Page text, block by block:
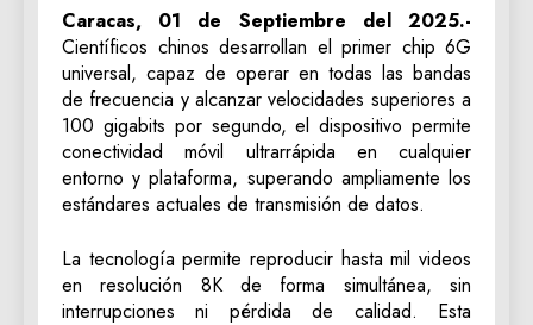
Caracas, 01 de Septiembre del 2025.-
Científicos chinos desarrollan el primer chip 6G
universal, capaz de operar en todas las bandas
de frecuencia y alcanzar velocidades superiores a
100 gigabits por segundo, el dispositivo permite
conectividad móvil ultrarrápida en cualquier
entorno y plataforma, superando ampliamente los
estándares actuales de transmisión de datos.
La tecnología permite reproducir hasta mil videos
en resolución 8K de forma simultánea, sin
interrupciones ni pérdida de calidad. Esta